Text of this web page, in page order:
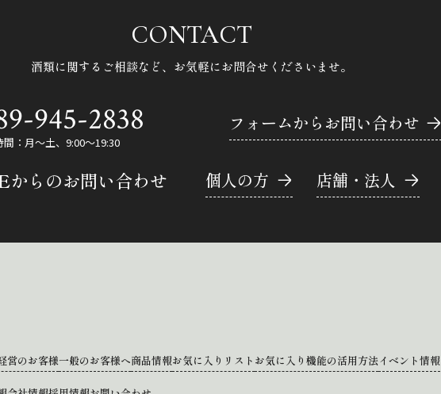
CONTACT
酒類に関するご相談など、 お気軽にお問合せくださいませ。
945-2838
間：月～土、9:00～19:30
フォームからお問い合わせ
らのお問い合わせ 個人の方 店舗・法人
営のお客様一般のお客様へ商品情報お気に入りリスト お気に入り機能の活用方法イベント情報